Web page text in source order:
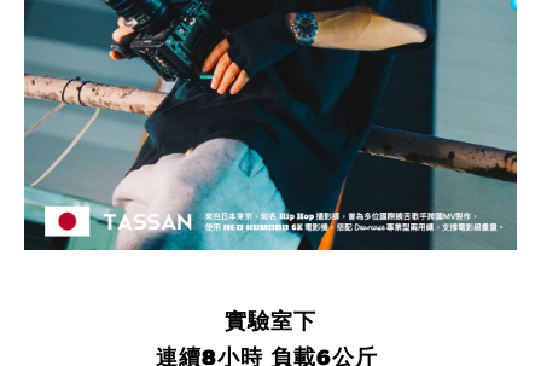
實驗室下
連續8小時 負載6公斤